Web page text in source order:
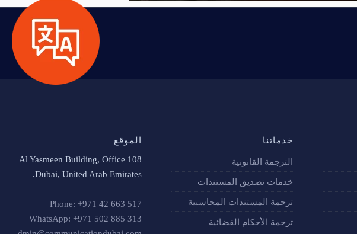
خدماتنا
الترجمة القانونية
خدمات تصديق المستندات
ترجمة المستندات المحاسبية
ترجمة الأحكام القضائية
الموقع
Al Yasmeen Building, Office 108
Dubai, United Arab Emirates.
Phone: +971 42 663 517
WhatsApp: +971 502 885 313